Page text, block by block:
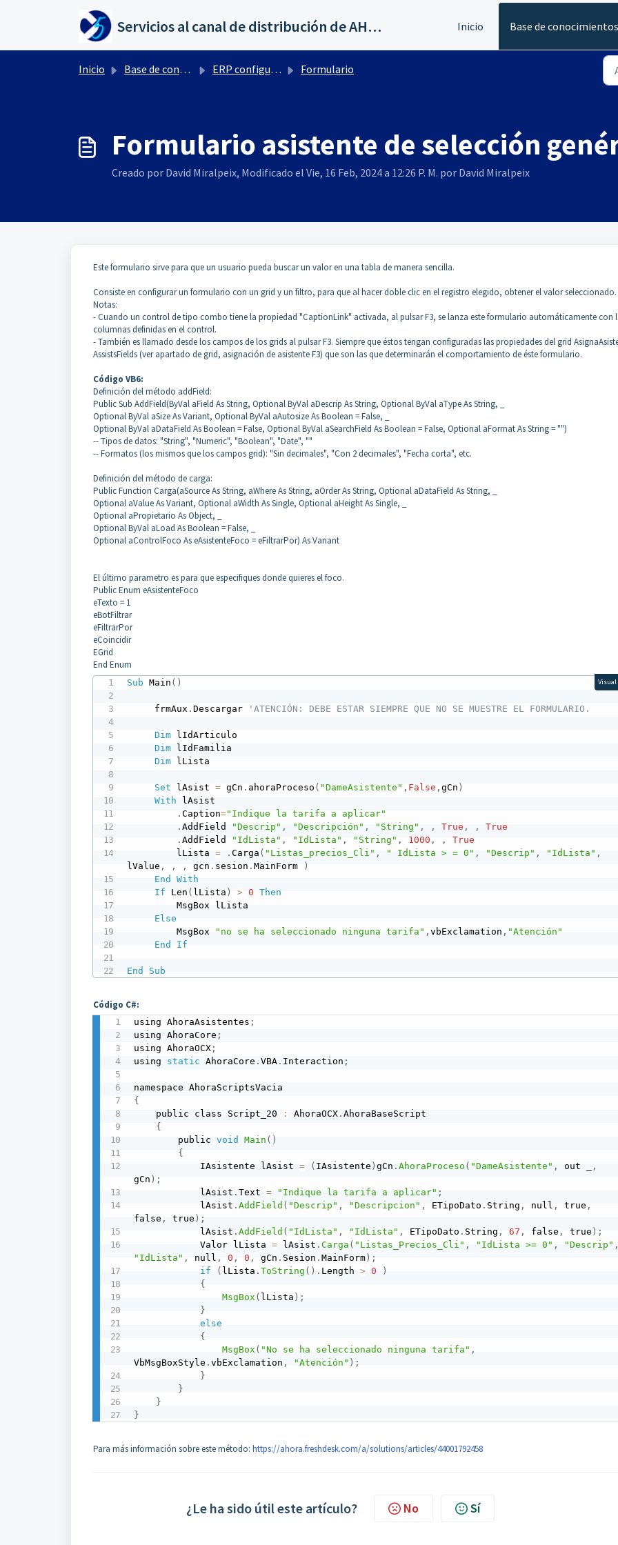
Servicios al canal de distribución de AHORA Inicio Base de conocimientos
Inicio Base de conocimientos ERP configuración por Ctrl+ F10 Formulario
Formulario asistente de selección
Creado por David Miralpeix, Modificado el Vie, 16 Feb, 2024 a 12:26 P. M. por David Miralpeix
Este formulario sirve para que un usuario pueda buscar un valor en una tabla de manera sencilla.
Consiste en configurar un formulario con un grid y un filtro, para que al hacer doble clic en el registro elegido, obtener el valor seleccionado.
Notas:
- Cuando un control de tipo combo tiene la propiedad "CaptionLink" activada, al pulsar F3, se lanza este formulario automáticamente con
columnas definidas en el control.
- También es llamado desde los campos de los grids al pulsar F3. Siempre que éstos tengan configuradas las propiedades del grid
AssistsFields (ver apartado de grid, asignación de asistente F3) que son las que determinarán el comportamiento de éste formulario.
Código VB6:
Definición del método addField:
Public Sub AddField(ByVal aField As String, Optional ByVal aDescrip As String, Optional ByVal aType As String, _
Optional ByVal aSize As Variant, Optional ByVal aAutosize As Boolean = False, _
Optional ByVal aDataField As Boolean = False, Optional ByVal aSearchField As Boolean = False, Optional aFormat As String = "")
-- Tipos de datos: "String", "Numeric", "Boolean", "Date", ""
-- Formatos (los mismos que los campos grid): "Sin decimales", "Con 2 decimales", "Fecha corta", etc.
Definición del método de carga:
Public Function Carga(aSource As String, aWhere As String, aOrder As String, Optional aDataField As String, _
Optional aValue As Variant, Optional aWidth As Single, Optional aHeight As Single, _
Optional aPropietario As Object, _
Optional ByVal aLoad As Boolean = False, _
Optional aControlFoco As eAsistenteFoco = eFiltrarPor) As Variant
El último parametro es para que especifiques donde quieres el foco.
Public Enum eAsistenteFoco
eTexto = 1
eBotFiltrar
eFiltrarPor
eCoincidir
EGrid
End Enum
Sub Main ( )
     frmAux
.Descargar 'ATENCIÓN: DEBE ESTAR SIEMPRE QUE NO SE MUESTRE EL FORMULARIO.
Dim lIdArticulo
Dim lIdFamilia
Dim lLista
Set lAsist = gCn . ahoraProceso ( "DameAsistente" , False ,gCn )
With lAsist
.Caption="Indique la tarifa a aplicar"
.AddField "Descrip" , "Descripción" , "String" , , True , ,
True
.AddField "IdLista" , "IdLista" , "String" , 1000 , ,
True
         lLista
= .Carga ( "Listas_precios_Cli" , " IdLista > = 0" , "Descrip" , "IdLista" ,
lValue , , , gcn . sesion .MainForm
)
End
With
If Len ( lLista ) > 0
Then
         MsgBox lLista
Else
         MsgBox
"no se ha seleccionado ninguna tarifa" ,vbExclamation , "Atención"
End
If
End Sub
Visual
Código C#:
using AhoraAsistentes ;
using AhoraCore ;
using AhoraOCX ;
using static AhoraCore .VBA . Interaction ;
{
    public class Script_20
: AhoraOCX .AhoraBaseScript
{
        public
void Main ( )
{
            IAsistente lAsist
= ( IAsistente )gCn .AhoraProceso ( "DameAsistente" , out _
,
gCn ) ;
            lAsist
.Text = "Indique la tarifa a aplicar" ;
            lAsist
.AddField ( "Descrip" , "Descripcion" , ETipoDato . String , null , true ,
false , true ) ;
            lAsist
.AddField ( "IdLista" , "IdLista" , ETipoDato .String , 67 , false , true ) ;
            Valor lLista
= lAsist .Carga ( "Listas_Precios_Cli" , "IdLista >= 0" , "Descrip"
"IdLista" , null , 0 , 0 , gCn .Sesion .MainForm ) ;
if
( lLista .ToString ( ) . Length > 0
)
{
MsgBox( lLista ) ;
}
else
{
MsgBox( "No se ha seleccionado ninguna tarifa" ,
VbMsgBoxStyle .vbExclamation , "Atención" ) ;
}
}
}
}
Para más información sobre este método: https://ahora.freshdesk.com/a/solutions/articles/44001792458
¿Le ha sido útil este artículo? No Sí